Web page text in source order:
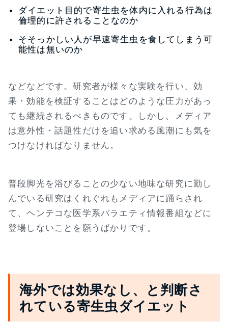
ダイエット目的で寄生虫を体内に入れる行為は
倫理的に許されることなのか
そそっかしい人が早速寄生虫を食してしまう可
能性は無いのか
などなどです。研究者が様々な実験を行い、効
果・効能を検証することはどのような圧力があっ
ても継続されるべきものです。しかし、メディア
は意外性・話題性だけを追い求める風潮にも気を
つけなければなりません。
普段脚光を浴びることの少ない地味な研究に勤し
んでいる研究はくれぐれもメディアに踊らされ
て、ヘンテコな医学系バラエティ情報番組などに
登場しないことを願うばかりです。
海外では効果なし、と判断さ
れている寄生虫ダイエット